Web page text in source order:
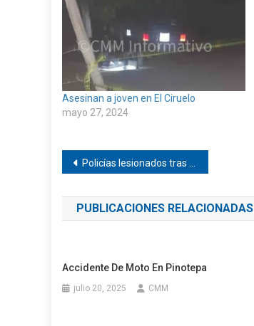
Asesinan a joven en El Ciruelo
mayo 27, 2024
Navegación
de
entradas
Policías lesionados tras choque en Pinotepa
PUBLICACIONES RELACIONADAS
Accidente De Moto En Pinotepa
julio 20, 2025 CMM